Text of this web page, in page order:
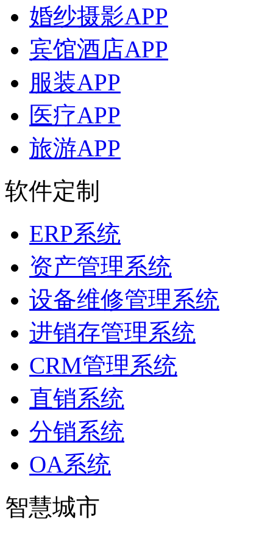
婚纱摄影APP
宾馆酒店APP
服装APP
医疗APP
旅游APP
软件定制
ERP系统
资产管理系统
设备维修管理系统
进销存管理系统
CRM管理系统
直销系统
分销系统
OA系统
智慧城市